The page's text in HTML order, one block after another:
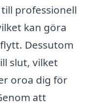
professionell
kan göra
Dessutom
slut, vilket
oroa dig för
att